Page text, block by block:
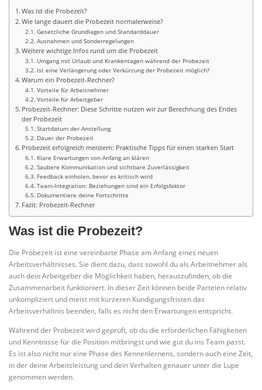
Was ist die Probezeit?
Wie lange dauert die Probezeit normalerweise?
Gesetzliche Grundlagen und Standarddauer
Ausnahmen und Sonderregelungen
Weitere wichtige Infos rund um die Probezeit
Umgang mit Urlaub und Krankentagen während der Probezeit
Ist eine Verlängerung oder Verkürzung der Probezeit möglich?
Warum ein Probezeit-Rechner?
Vorteile für Arbeitnehmer
Vorteile für Arbeitgeber
Probezeit-Rechner: Diese Schritte nutzen wir zur Berechnung des Endes
der Probezeit
Startdatum der Anstellung
Dauer der Probezeit
Probezeit erfolgreich meistern: Praktische Tipps für einen starken Start
Klare Erwartungen von Anfang an klären
Saubere Kommunikation und sichtbare Zuverlässigkeit
Feedback einholen, bevor es kritisch wird
Team-Integration: Beziehungen sind ein Erfolgsfaktor
Dokumentiere deine Fortschritte
Fazit: Probezeit-Rechner
Was ist die Probezeit?
Die Probezeit ist eine vereinbarte Phase am Anfang eines neuen
Arbeitsverhältnisses. Sie dient dazu, dass sowohl du als Arbeitnehmer als
auch dein Arbeitgeber die Möglichkeit haben, herauszufinden, ob die
Zusammenarbeit funktioniert. In dieser Zeit können beide Parteien relativ
unkompliziert und meist mit kürzeren Kündigungsfristen das
Arbeitsverhältnis beenden, falls es nicht den Erwartungen entspricht.
Während der Probezeit wird geprüft, ob du die erforderlichen Fähigkeiten
und Kenntnisse für die Position mitbringst und wie gut du ins Team passt.
Es ist also nicht nur eine Phase des Kennenlernens, sondern auch eine Zeit,
in der deine Arbeitsleistung und dein Verhalten genauer unter die Lupe
genommen werden.